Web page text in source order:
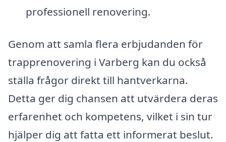
professionell renovering.
Genom att samla flera erbjudanden för
trapprenovering i Varberg kan du också
ställa frågor direkt till hantverkarna.
Detta ger dig chansen att utvärdera deras
erfarenhet och kompetens, vilket i sin tur
hjälper dig att fatta ett informerat beslut.